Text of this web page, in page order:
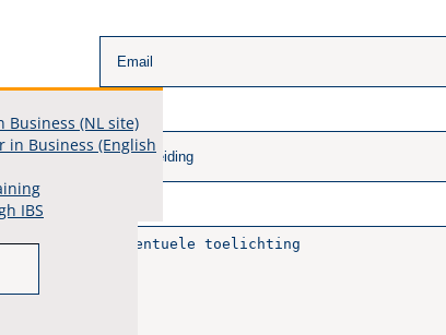
Business (NL site)
in Business (English
IBS